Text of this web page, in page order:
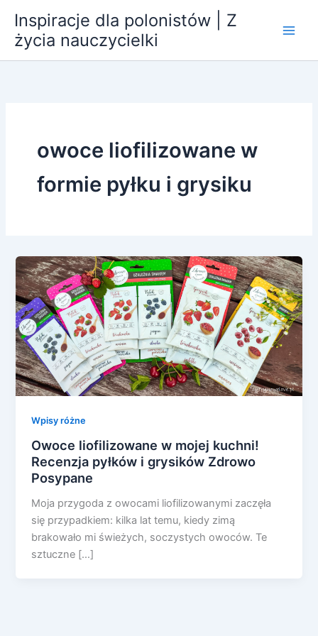
treści
Inspiracje dla polonistów | Z
życia nauczycielki
owoce liofilizowane w
formie pyłku i grysiku
Wpisy różne
Owoce liofilizowane w mojej kuchni!
Recenzja pyłków i grysików Zdrowo
Posypane
Moja przygoda z owocami liofilizowanymi zaczęła
się przypadkiem: kilka lat temu, kiedy zimą
brakowało mi świeżych, soczystych owoców. Te
sztuczne […]